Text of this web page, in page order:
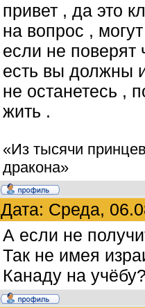
привет , да это
на вопрос ,
если не поверят
есть вы должны
не останетесь ,
жить .
«Из тысячи
дракона»
Дата: Среда,
А если не
Так не имея
Канаду на